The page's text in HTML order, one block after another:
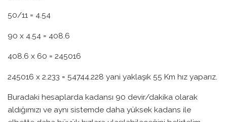
50/11 = 4.54
90 x 4.54 = 408.6
408.6 x 60 = 245016
245016 x 2.233 = 54744.228 yani yaklaşık 55 Km hız yaparız.
Buradaki hesaplarda kadansı 90 devir/dakika olarak
aldığımızı ve aynı sistemde daha yüksek kadans ile